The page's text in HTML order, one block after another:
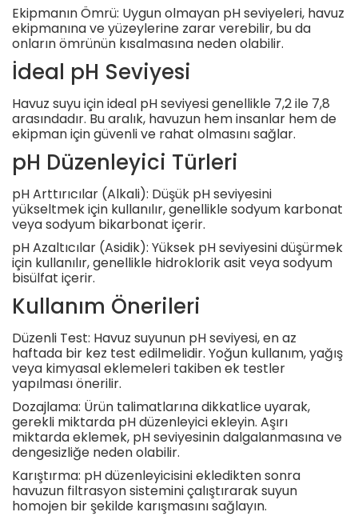
Ekipmanın Ömrü: Uygun olmayan pH seviyeleri, havuz
ekipmanına ve yüzeylerine zarar verebilir, bu da
onların ömrünün kısalmasına neden olabilir.
İdeal pH Seviyesi
Havuz suyu için ideal pH seviyesi genellikle 7,2 ile 7,8
arasındadır. Bu aralık, havuzun hem insanlar hem de
ekipman için güvenli ve rahat olmasını sağlar.
pH Düzenleyici Türleri
pH Arttırıcılar (Alkali): Düşük pH seviyesini
yükseltmek için kullanılır, genellikle sodyum karbonat
veya sodyum bikarbonat içerir.
pH Azaltıcılar (Asidik): Yüksek pH seviyesini düşürmek
için kullanılır, genellikle hidroklorik asit veya sodyum
bisülfat içerir.
Kullanım Önerileri
Düzenli Test: Havuz suyunun pH seviyesi, en az
haftada bir kez test edilmelidir. Yoğun kullanım, yağış
veya kimyasal eklemeleri takiben ek testler
yapılması önerilir.
Dozajlama: Ürün talimatlarına dikkatlice uyarak,
gerekli miktarda pH düzenleyici ekleyin. Aşırı
miktarda eklemek, pH seviyesinin dalgalanmasına ve
dengesizliğe neden olabilir.
Karıştırma: pH düzenleyicisini ekledikten sonra
havuzun filtrasyon sistemini çalıştırarak suyun
homojen bir şekilde karışmasını sağlayın.